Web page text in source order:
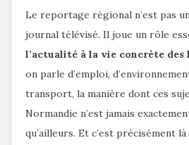
Le reportage régional n’est pas
journal télévisé. Il joue un rôle
l’actualité à la vie concrète des
on parle d’emploi,
transport, la manière dont ces
Normandie n’est jamais
qu’ailleurs. Et c’est précisément